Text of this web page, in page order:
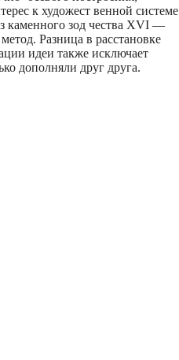
к художест­ венной системе
каменного зод­ чества XVI —
Разница в расстановке
идеи также исключает
дополняли друг друга.